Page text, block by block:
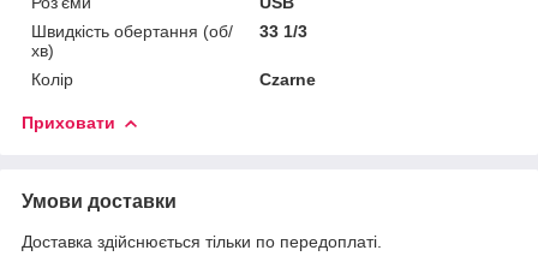
Швидкість обертання (об/
хв)
33 1/3
Колір Czarne
Приховати
Умови доставки
Доставка здійснюється тільки по передоплаті.